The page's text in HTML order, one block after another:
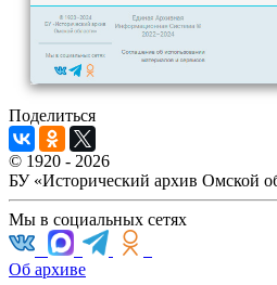
Поделиться
© 1920 - 2026
БУ «Исторический архив Омской
Мы в социальных сетях
Об архиве